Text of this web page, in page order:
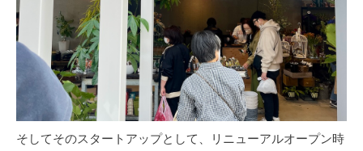
そしてそのスタートアップとして、リニューアルオープン時